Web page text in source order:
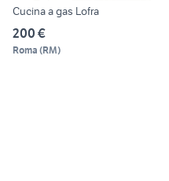
Cucina a gas Lofra
200 €
Roma (RM)